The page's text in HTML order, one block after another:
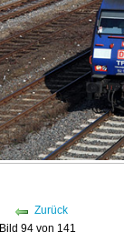
Zurück
Bild 94 von 141